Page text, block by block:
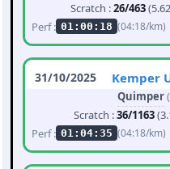
Scratch :26/463
Perf : 01:00:18 (04:18/km)
31/10/2025 Kemper
Quimper
Scratch :36/1163
Perf : 01:04:35 (04:18/km)